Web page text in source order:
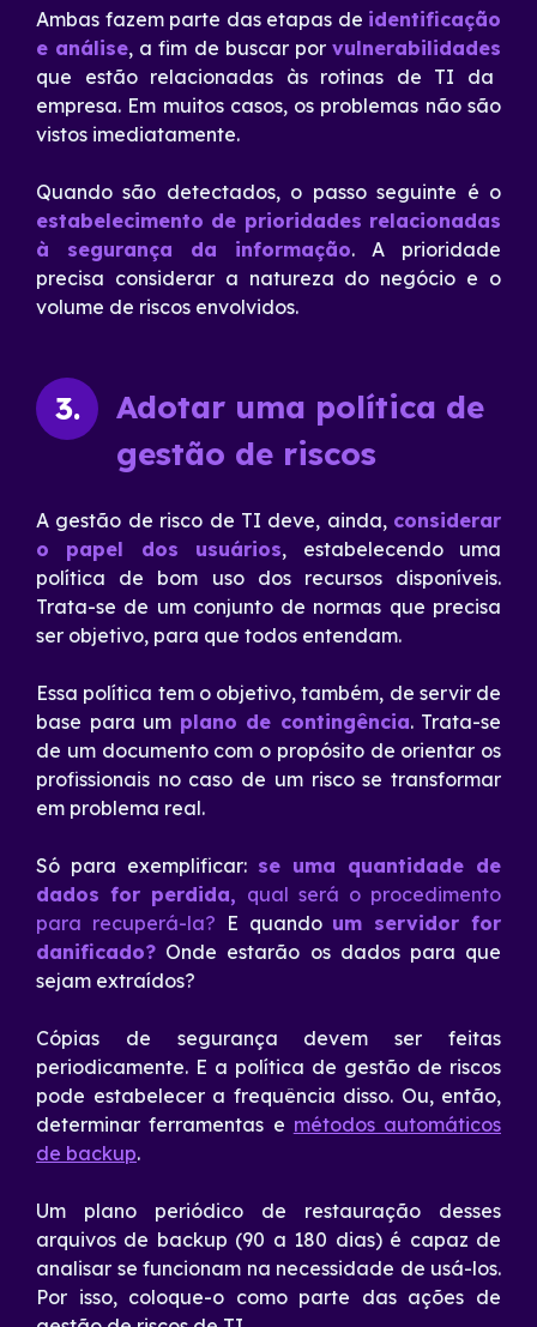
Ambas fazem parte das etapas de identificação
e análise, a fim de buscar porvulnerabilidades
que estão relacionadas às rotinas de TI da
empresa. Em muitos casos, os problemas não são
vistos imediatamente.
Quando são detectados, o passo seguinte é o
estabelecimento de prioridades relacionadas
à segurança da informação. A prioridade
precisa considerar a natureza do negócio e o
volume de riscos envolvidos.
3.
Adotar uma política de
gestão de riscos
A gestão de risco de TI deve, ainda, considerar
o papel dos usuários, estabelecendo uma
política de bom uso dos recursos disponíveis.
Trata-se de um conjunto de normas que precisa
ser objetivo, para que todos entendam.
Essa política tem o objetivo, também, de servir de
base para um plano de contingência. Trata-se
de um documento com o propósito de orientar os
profissionais no caso de um risco se transformar
em problema real.
Só para exemplificar: se uma quantidade de
dados for perdida, qual será o procedimento
para recuperá-la? E quando um servidor for
danificado? Onde estarão os dados para que
sejam extraídos?
Cópias de segurança devem ser feitas
periodicamente. E a política de gestão de riscos
pode estabelecer a frequência disso. Ou, então,
determinar ferramentas e métodos automáticos
de backup.
Um plano periódico de restauração desses
arquivos de backup (90 a 180 dias) é capaz de
analisar se funcionam na necessidade de usá-los.
Por isso, coloque-o como parte das ações de